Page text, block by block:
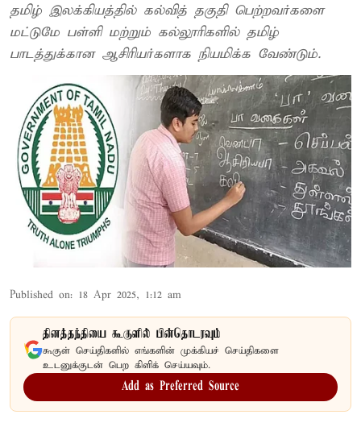
தமிழ் இலக்கியத்தில் கல்வித் தகுதி பெற்றவர்களை
மட்டுமே பள்ளி மற்றும் கல்லூரிகளில் தமிழ்
பாடத்துக்கான ஆசிரியர்களாக நியமிக்க வேண்டும்.
Published on: 18 Apr 2025, 1:12 am
தினத்தந்தியை கூகுளில் பின்தொடரவும்
கூகுள் செய்திகளில் எங்களின் முக்கியச் செய்திகளை
உடனுக்குடன் பெற கிளிக் செய்யவும்.
Add as Preferred Source